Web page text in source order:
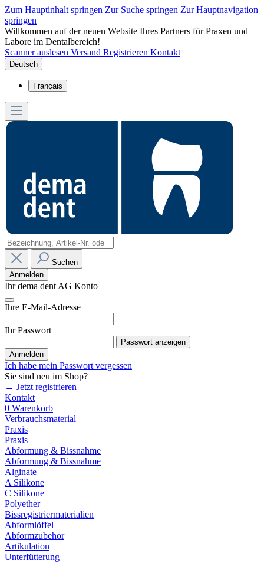
Zum Hauptinhalt springen Zur Suche springen Zur Hauptnavigation
springen
Willkommen auf der neuen Website Ihres Partners für Praxen und
Labore im Dentalbereich!
Scanner auslesen Versand Registrieren Kontakt
Deutsch
Français
Suchen
Anmelden
Ihr dema dent AG Konto
Ihre E-Mail-Adresse
Ihr Passwort
Passwort anzeigen
Anmelden
Ich habe mein Passwort vergessen
Sie sind neu im Shop?
→ Jetzt registrieren
Kontakt
0 Warenkorb
Verbrauchsmaterial
Praxis
Praxis
Abformung & Bissnahme
Abformung & Bissnahme
Alginate
A Silikone
C Silikone
Polyether
Bissregistriermaterialien
Abformlöffel
Abformzubehör
Artikulation
Unterfütterung